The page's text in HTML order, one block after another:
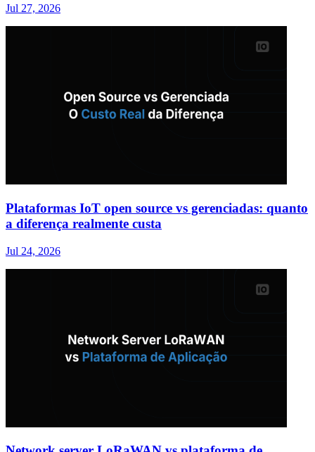
Jul 27, 2026
Plataformas IoT open source vs gerenciadas: quanto
a diferença realmente custa
Jul 24, 2026